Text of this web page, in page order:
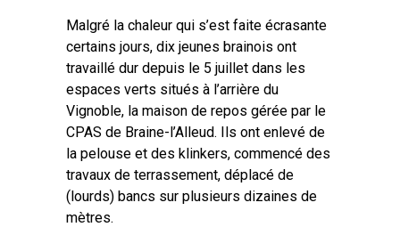
Malgré la chaleur qui s’est faite écrasante
certains jours, dix jeunes brainois ont
travaillé dur depuis le 5 juillet dans les
espaces verts situés à l’arrière du
Vignoble, la maison de repos gérée par le
CPAS de Braine-l’Alleud. Ils ont enlevé de
la pelouse et des klinkers, commencé des
travaux de terrassement, déplacé de
(lourds) bancs sur plusieurs dizaines de
mètres.